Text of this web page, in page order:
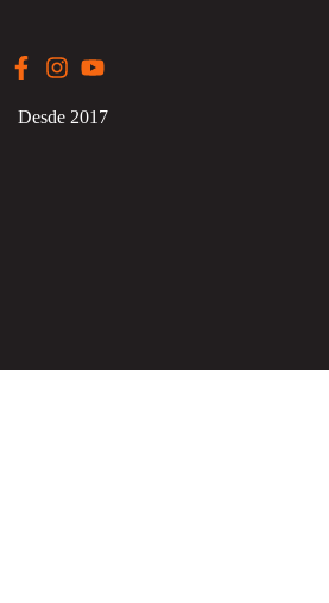
Desde 2017